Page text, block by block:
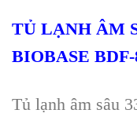
TỦ LẠNH ÂM
BIOBASE
Tủ lạnh âm sâu